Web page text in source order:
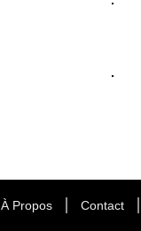
À Propos Contact